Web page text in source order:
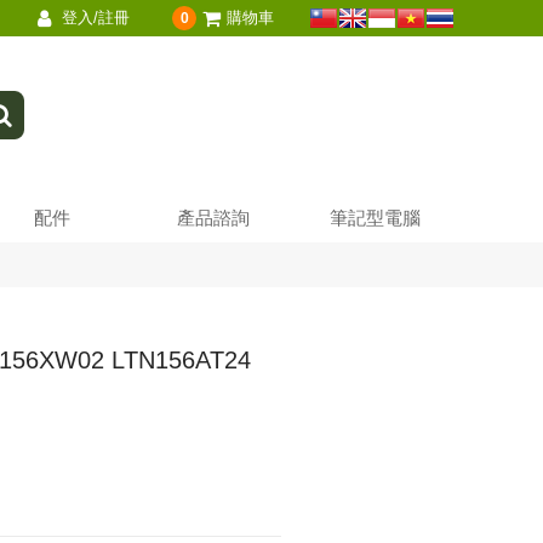
登入/註冊 0 購物車
配件 產品諮詢 筆記型電腦
LTN156AT24